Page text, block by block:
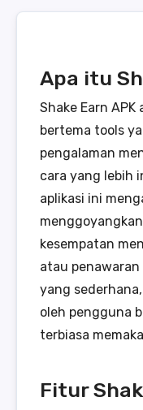
Apa itu
Shake Earn
bertema tools
pengalaman
cara yang lebih
aplikasi ini
kesempatan
atau
yang
oleh pengguna
terbiasa
Fitur